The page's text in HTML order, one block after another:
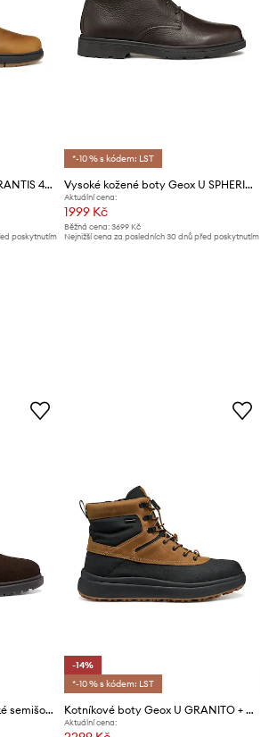
Kotníkové boty Geox U AERANTIS 4X4 B ABX
poskytnutím
*-10 % s kódem: LST
Vysoké kožené boty Geox U SPHERICA EC1
Aktuální cena:
1999 Kč
Běžná cena:3699 Kč
Nejnižší cena za posledních 30 dnů před poskytnutím
Geox kotníkové boty pánské semišové U ANDALO
-14%
*-10 % s kódem: LST
Kotníkové boty Geox U GRANITO + GRIP B A
Aktuální cena: